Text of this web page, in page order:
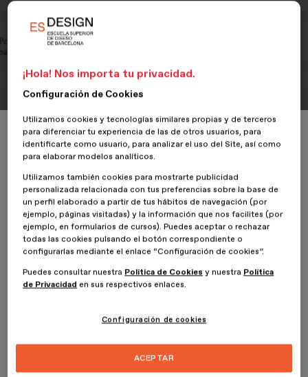
Hermes Games
Inicio ESDESIGNERS Hermes Games
27 Mayo 2020Alba García
Hermes Games es una app cuyo fin es aprender mientras nos
divertimos jugando. Una app donde las lecciones se dan de una
historia de un país no se olviden.
viajar y vivir experiencias, pero que no le ven el interés en la
Hermes Games. Una app con rutas nacionales, para que la misma
app sirva para todos los países a los que viajen. El fin es unificar las
rutas tradicionales de turismo con las nuevas tecnologías, para
¡Hola! Nos importa tu privacidad.
Configuración de Cookies
Utilizamos cookies y tecnologías similares propias y de terceros
para diferenciar tu experiencia de las de otros usuarios, para
identificarte como usuario, para analizar el uso del Site, así como
para elaborar modelos analíticos.
Utilizamos también cookies para mostrarte publicidad
personalizada relacionada con tus preferencias sobre la base de
un perfil elaborado a partir de tus hábitos de navegación (por
ejemplo, páginas visitadas) y la información que nos facilites (por
ejemplo, en formularios de cursos). Puedes aceptar o rechazar
todas las cookies pulsando el botón correspondiente o
configurarlas mediante el enlace “Configuración de cookies”.
Puedes consultar nuestra Política de Cookies y nuestra Política
de Privacidad en sus respectivos enlaces.
Configuración de cookies
ACEPTAR